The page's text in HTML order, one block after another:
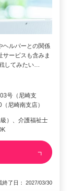
ヘルパーとの関係
サービスも含みま
してみたい…
号（尼崎支
尼崎南支店）
）、介護福祉士
了日： 2027/03/30